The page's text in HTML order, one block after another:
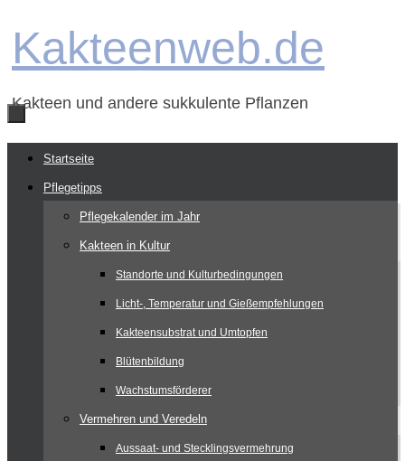
Inhalt
Kakteenweb.de
Kakteen und andere sukkulente Pflanzen
Zum
Inhalt
springen
Startseite
Pflegetipps
Pflegekalender im Jahr
Kakteen in Kultur
Standorte und Kulturbedingungen
Licht-, Temperatur und Gießempfehlungen
Kakteensubstrat und Umtopfen
Blütenbildung
Wachstumsförderer
Vermehren und Veredeln
Aussaat- und Stecklingsvermehrung